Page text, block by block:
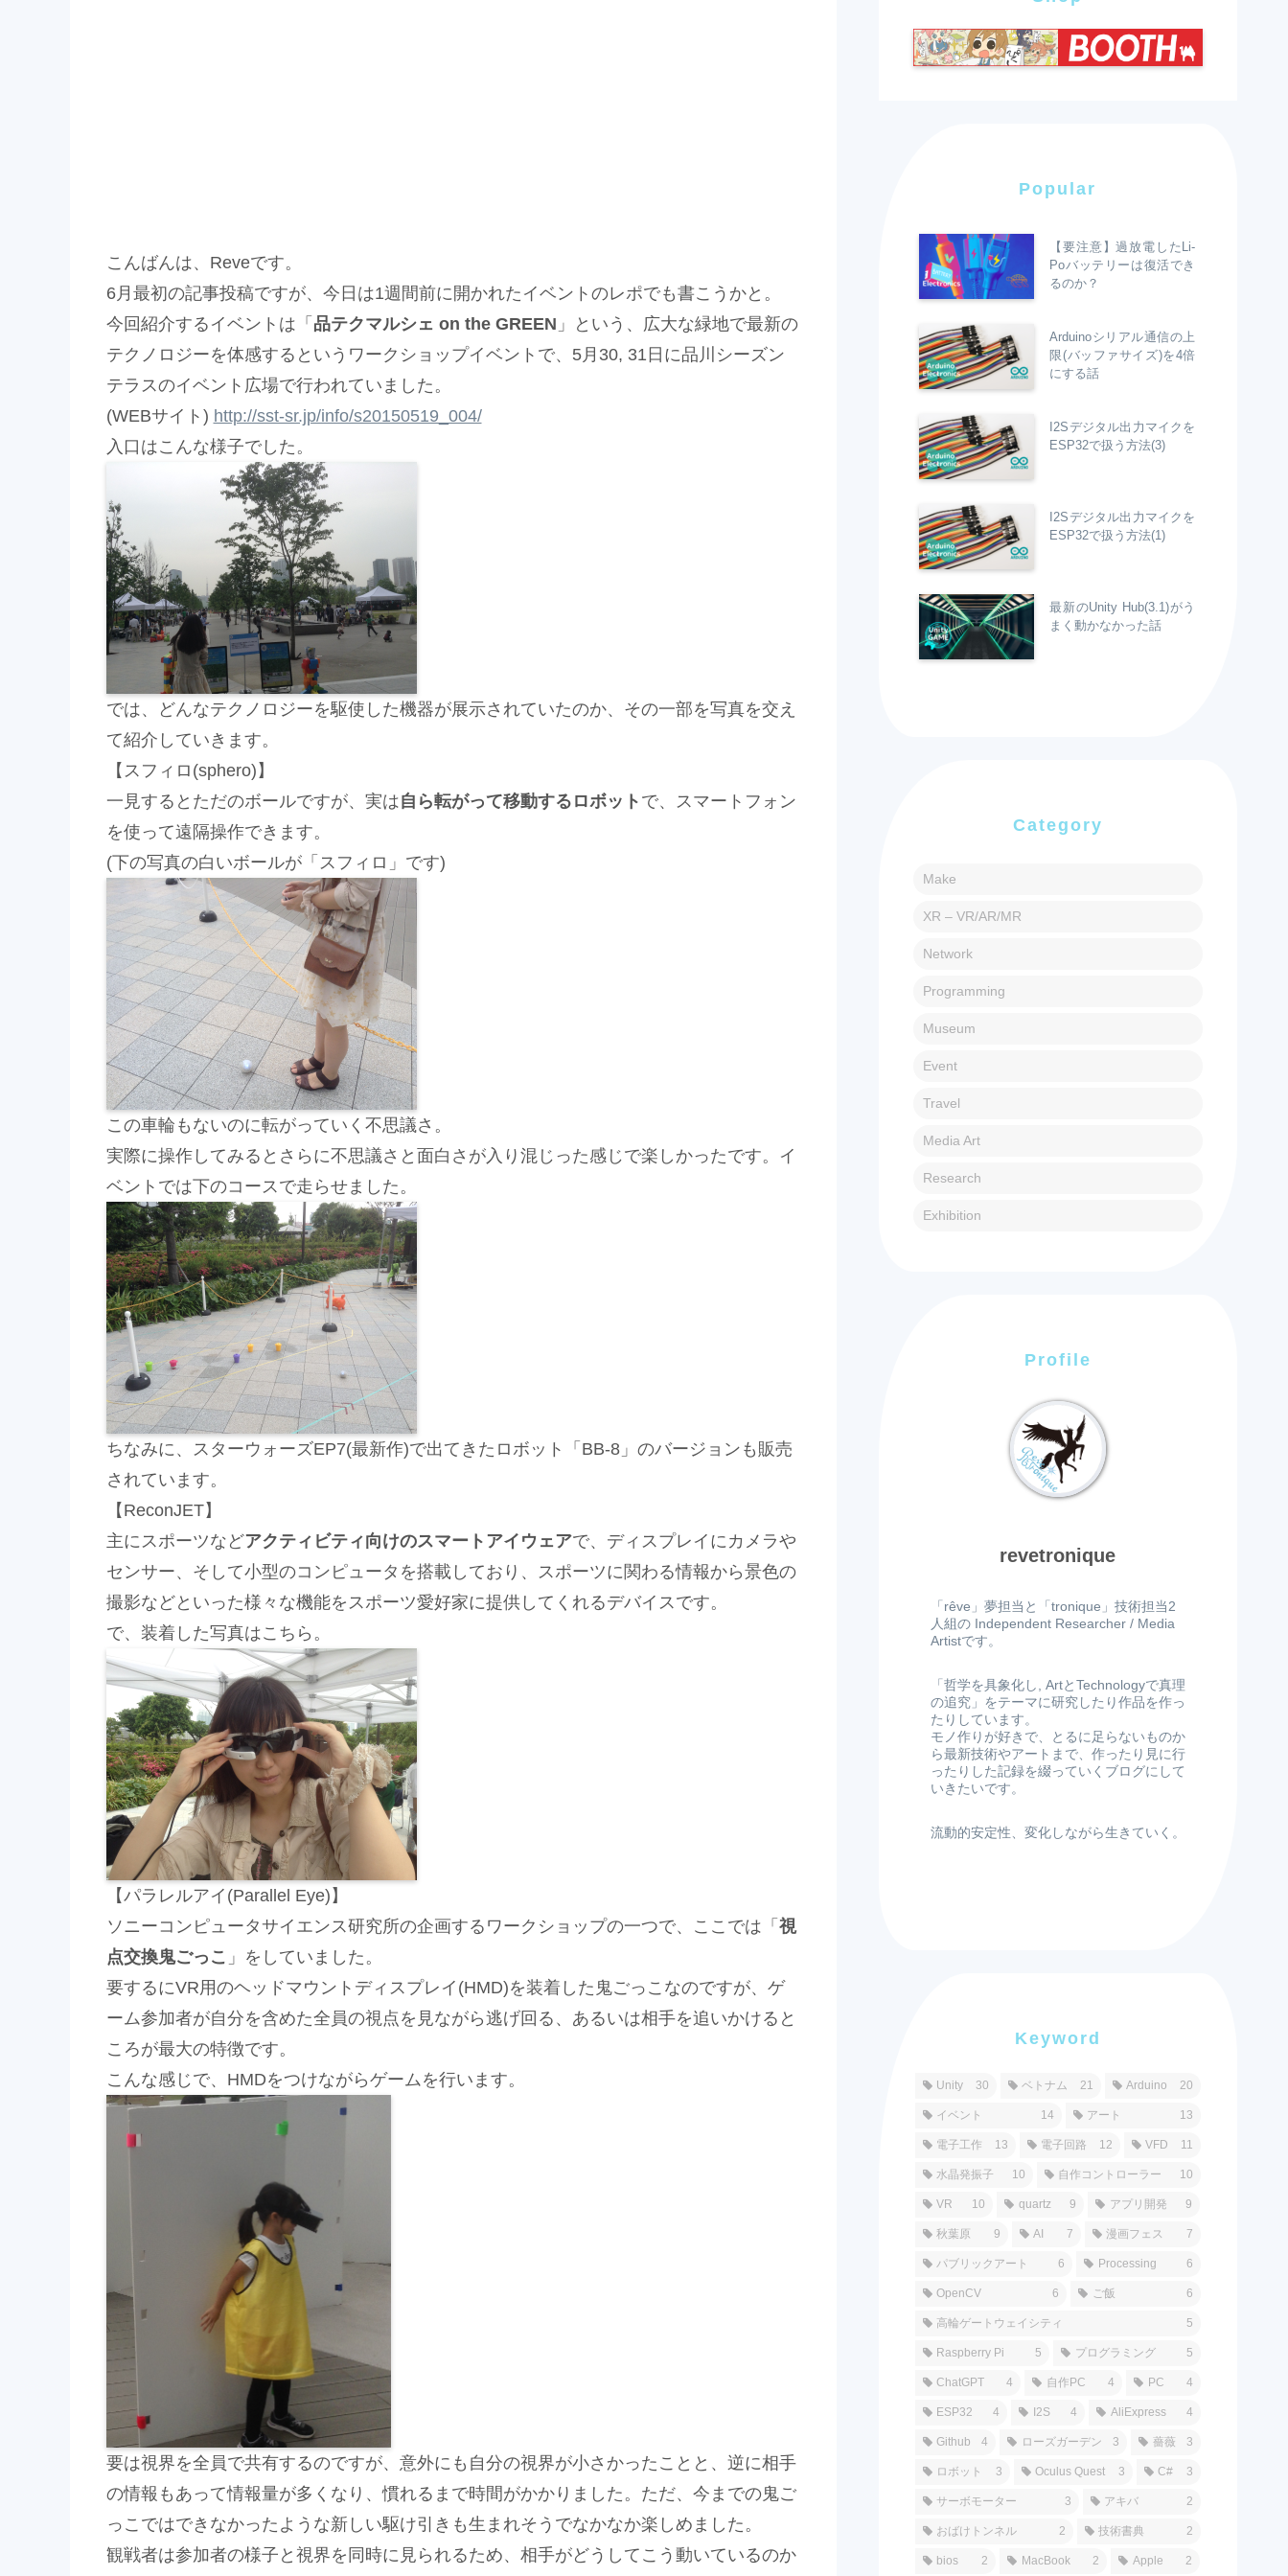
こんばんは、Reveです。
6月最初の記事投稿ですが、今日は1週間前に開かれたイベントのレポでも書こうかと。
今回紹介するイベントは「 品テクマルシェ on the GREEN 」という、広大な緑地で最新の
テクノロジーを体感するというワークショップイベントで、5月30, 31日に品川シーズン
テラスのイベント広場で行われていました。
(WEBサイト) http://sst-sr.jp/info/s20150519_004/
入口はこんな様子でした。
では、どんなテクノロジーを駆使した機器が展示されていたのか、その一部を写真を交え
て紹介していきます。
【スフィロ(sphero)】
一見するとただのボールですが、実は自ら転がって移動するロボット で、スマートフォン
を使って遠隔操作できます。
(下の写真の白いボールが「スフィロ」です)
この車輪もないのに転がっていく不思議さ。
実際に操作してみるとさらに不思議さと面白さが入り混じった感じで楽しかったです。イ
ベントでは下のコースで走らせました。
ちなみに、スターウォーズEP7(最新作)で出てきたロボット「BB-8」のバージョンも販売
されています。
【ReconJET】
主にスポーツなどアクティビティ向けのスマートアイウェアで、ディスプレイにカメラや
センサー、そして小型のコンピュータを搭載しており、スポーツに関わる情報から景色の
撮影などといった様々な機能をスポーツ愛好家に提供してくれるデバイスです。
で、装着した写真はこちら。
【パラレルアイ(Parallel Eye)】
ソニーコンピュータサイエンス研究所の企画するワークショップの一つで、ここでは「 視
点交換鬼ごっこ 」をしていました。
要するにVR用のヘッドマウントディスプレイ(HMD)を装着した鬼ごっこなのですが、ゲ
ーム参加者が自分を含めた全員の視点を見ながら逃げ回る、あるいは相手を追いかけると
ころが最大の特徴です。
こんな感じで、HMDをつけながらゲームを行います。
要は視界を全員で共有するのですが、意外にも自分の視界が小さかったことと、逆に相手
の情報もあって情報量が多くなり、慣れるまで時間がかかりました。ただ、今までの鬼ご
っこではできなかったような新しい駆け引きも生まれそうでなかなか楽しめました。
観戦者は参加者の様子と視界を同時に見られるため、相手がどうしてこう動いているのか
Popular
【要注意】過放電したLi-
Poバッテリーは復活でき
るのか？
Arduinoシリアル通信の上
限(バッファサイズ)を4倍
にする話
I2Sデジタル出力マイクを
ESP32で扱う方法(3)
I2Sデジタル出力マイクを
ESP32で扱う方法(1)
最新のUnity Hub(3.1)がう
まく動かなかった話
Category
Make
XR – VR/AR/MR
Network
Programming
Museum
Event
Travel
Media Art
Research
Exhibition
Profile
revetronique
「rêve」夢担当と「tronique」技術担当2
人組の Independent Researcher / Media
Artistです。
「哲学を具象化し, ArtとTechnologyで真理
の追究」をテーマに研究したり作品を作っ
たりしています。
モノ作りが好きで、とるに足らないものか
ら最新技術やアートまで、作ったり見に行
ったりした記録を綴っていくブログにして
いきたいです。
流動的安定性、変化しながら生きていく。
Keyword
Unity 30 ベトナム 21 Arduino 20
イベント 14 アート 13
電子工作 13 電子回路 12 VFD 11
水晶発振子 10 自作コントローラー 10
VR 10 quartz 9 アプリ開発 9
秋葉原 9 AI 7 漫画フェス 7
パブリックアート 6 Processing 6
OpenCV 6 ご飯 6
高輪ゲートウェイシティ 5
Raspberry Pi 5 プログラミング 5
ChatGPT 4 自作PC 4 PC 4
ESP32 4 I2S 4 AliExpress 4
Github 4 ローズガーデン 3 薔薇 3
ロボット 3 Oculus Quest 3 C# 3
サーボモーター 3 アキバ 2
おばけトンネル 2 技術書典 2
bios 2 MacBook 2 Apple 2